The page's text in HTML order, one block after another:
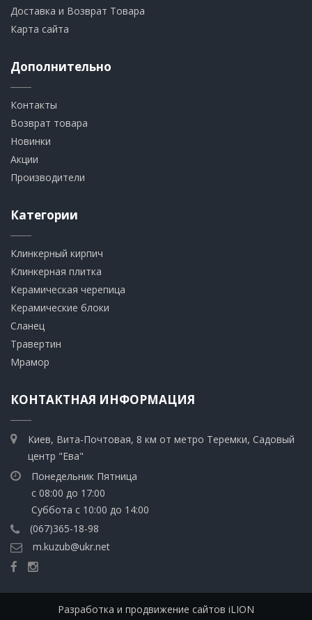
Доставка и Возврат Товара
Карта сайта
Дополнительно
Контакты
Возврат товара
Новинки
Акции
Производители
Категории
Клинкерный кирпич​
​Клинкерная плитка
​Керамическая черепица
​Керамические блоки
​Сланец
Травертин​
​Мрамор
КОНТАКТНАЯ ИНФОРМАЦИЯ
Киев, Вита-Почтовая, 8 км от метро Теремки, Садовый
центр "Ева"
Понедельник Пятница
с 08:00 до 17:00
Суббота с 10:00 до 14:00
(067)365-18-98
m.kuzub@ukr.net
Разработка и продвижение сайтов iLION